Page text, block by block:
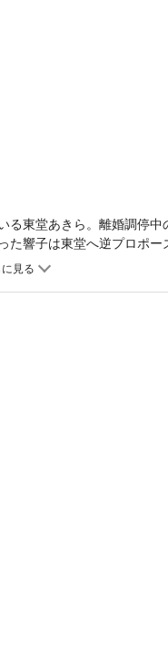
東堂あきら。離婚調停中
響子は東堂へ逆プロポー
部屋でイロイロ入り乱れる